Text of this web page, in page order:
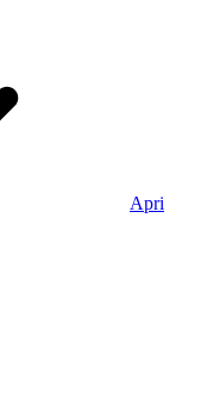
Apri